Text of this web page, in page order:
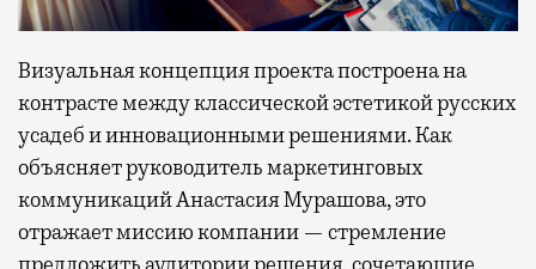
Визуальная концепция проекта построена на
контрасте между классической эстетикой русских
усадеб и инновационными решениями. Как
объясняет руководитель маркетинговых
коммуникаций Анастасия Мурашова, это
отражает миссию компании — стремление